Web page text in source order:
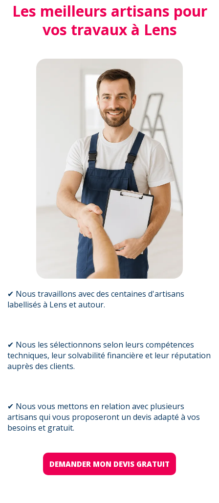
Les meilleurs artisans pour
vos travaux à Lens
✔ Nous travaillons avec des centaines d'artisans
labellisés à Lens et autour.
✔ Nous les sélectionnons selon leurs compétences
techniques, leur solvabilité financière et leur réputation
auprès des clients.
✔ Nous vous mettons en relation avec plusieurs
artisans qui vous proposeront un devis adapté à vos
besoins et gratuit.
DEMANDER MON DEVIS GRATUIT